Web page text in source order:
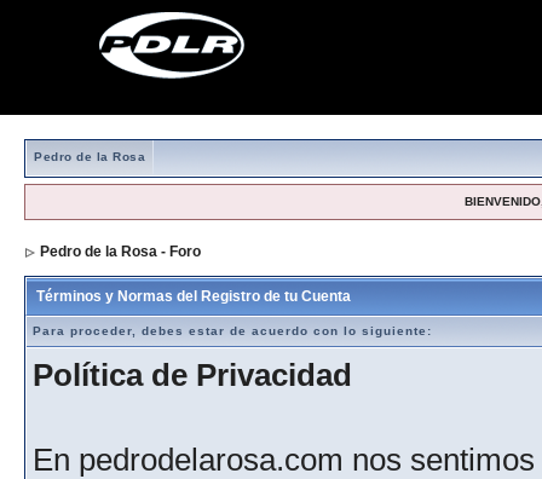
Pedro de la Rosa
Pedro de la Rosa - Foro
Términos y Normas del Registro de tu Cuenta
Para proceder, debes estar de acuerdo con lo siguiente:
Política de Privacidad
En pedrodelarosa.com nos